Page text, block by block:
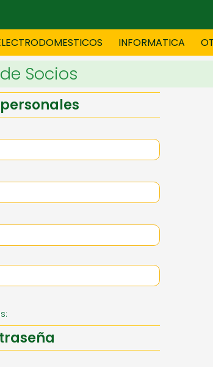
INFORMATICA
BOUTIQUE MASCOTAS
JOYERIA
Socios